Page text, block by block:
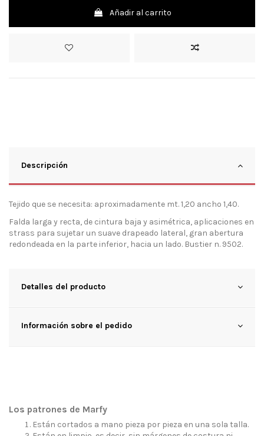
Añadir al carrito
Descripción
Tejido que se necesita: aproximadamente mt. 1,20 ancho 1,40.
Falda larga y recta, de cintura baja y asimétrica, aplicaciones en
strass para sujetar un suave drapeado lateral, gran abertura
redondeada en la parte inferior, hacia un lado. Bustier n. 9502.
Detalles del producto
Información sobre el pedido
Los patrones de Marfy
Están cortados a mano pieza por pieza en una sola talla.